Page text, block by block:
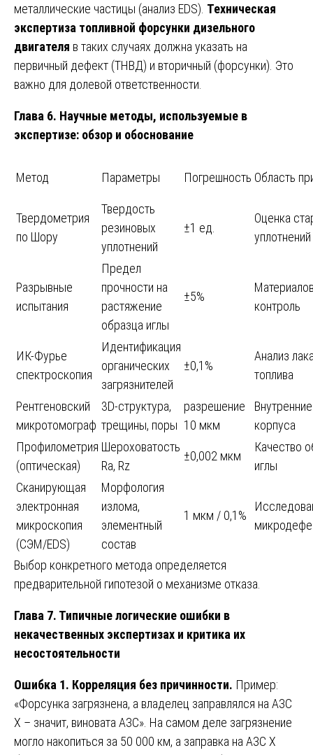
металлические частицы (анализ EDS). Техническая
экспертиза топливной форсунки дизельного
двигателя в таких случаях должна указать на
первичный дефект (ТНВД) и вторичный (форсунки). Это
важно для долевой ответственности.
Глава 6. Научные методы, используемые в
экспертизе: обзор и обоснование
Метод Параметры Погрешность Область
Твердометрия
по Шору
Твердость
резиновых
уплотнений
±1 ед.
Оценка
уплотнений
Разрывные
испытания
Предел
прочности на
растяжение
образца иглы
±5%
контроль
ИК-Фурье
спектроскопия
Идентификация
органических
загрязнителей
±0,1%
Анализ
топлива
Рентгеновский
микротомограф
3D-структура,
трещины, поры
разрешение
10 мкм
корпуса
Профилометрия
(оптическая)
Шероховатость
Ra, Rz
±0,002 мкм
Качество
иглы
Сканирующая
электронная
микроскопия
(СЭМ/EDS)
Морфология
излома,
элементный
состав
1 мкм / 0,1%
Выбор конкретного метода определяется
предварительной гипотезой о механизме отказа.
Глава 7. Типичные логические ошибки в
некачественных экспертизах и критика их
несостоятельности
Ошибка 1. Корреляция без причинности. Пример:
«Форсунка загрязнена, а владелец заправлялся на АЗС
Х – значит, виновата АЗС». На самом деле загрязнение
могло накопиться за 50 000 км, а заправка на АЗС Х